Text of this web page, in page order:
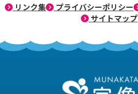
リンク集 プライバシーポリシー
サイトマップ